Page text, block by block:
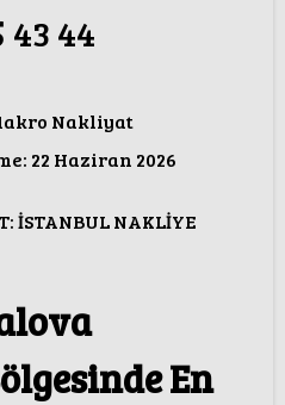
43 44
Nakliyat
22 Haziran 2026
En